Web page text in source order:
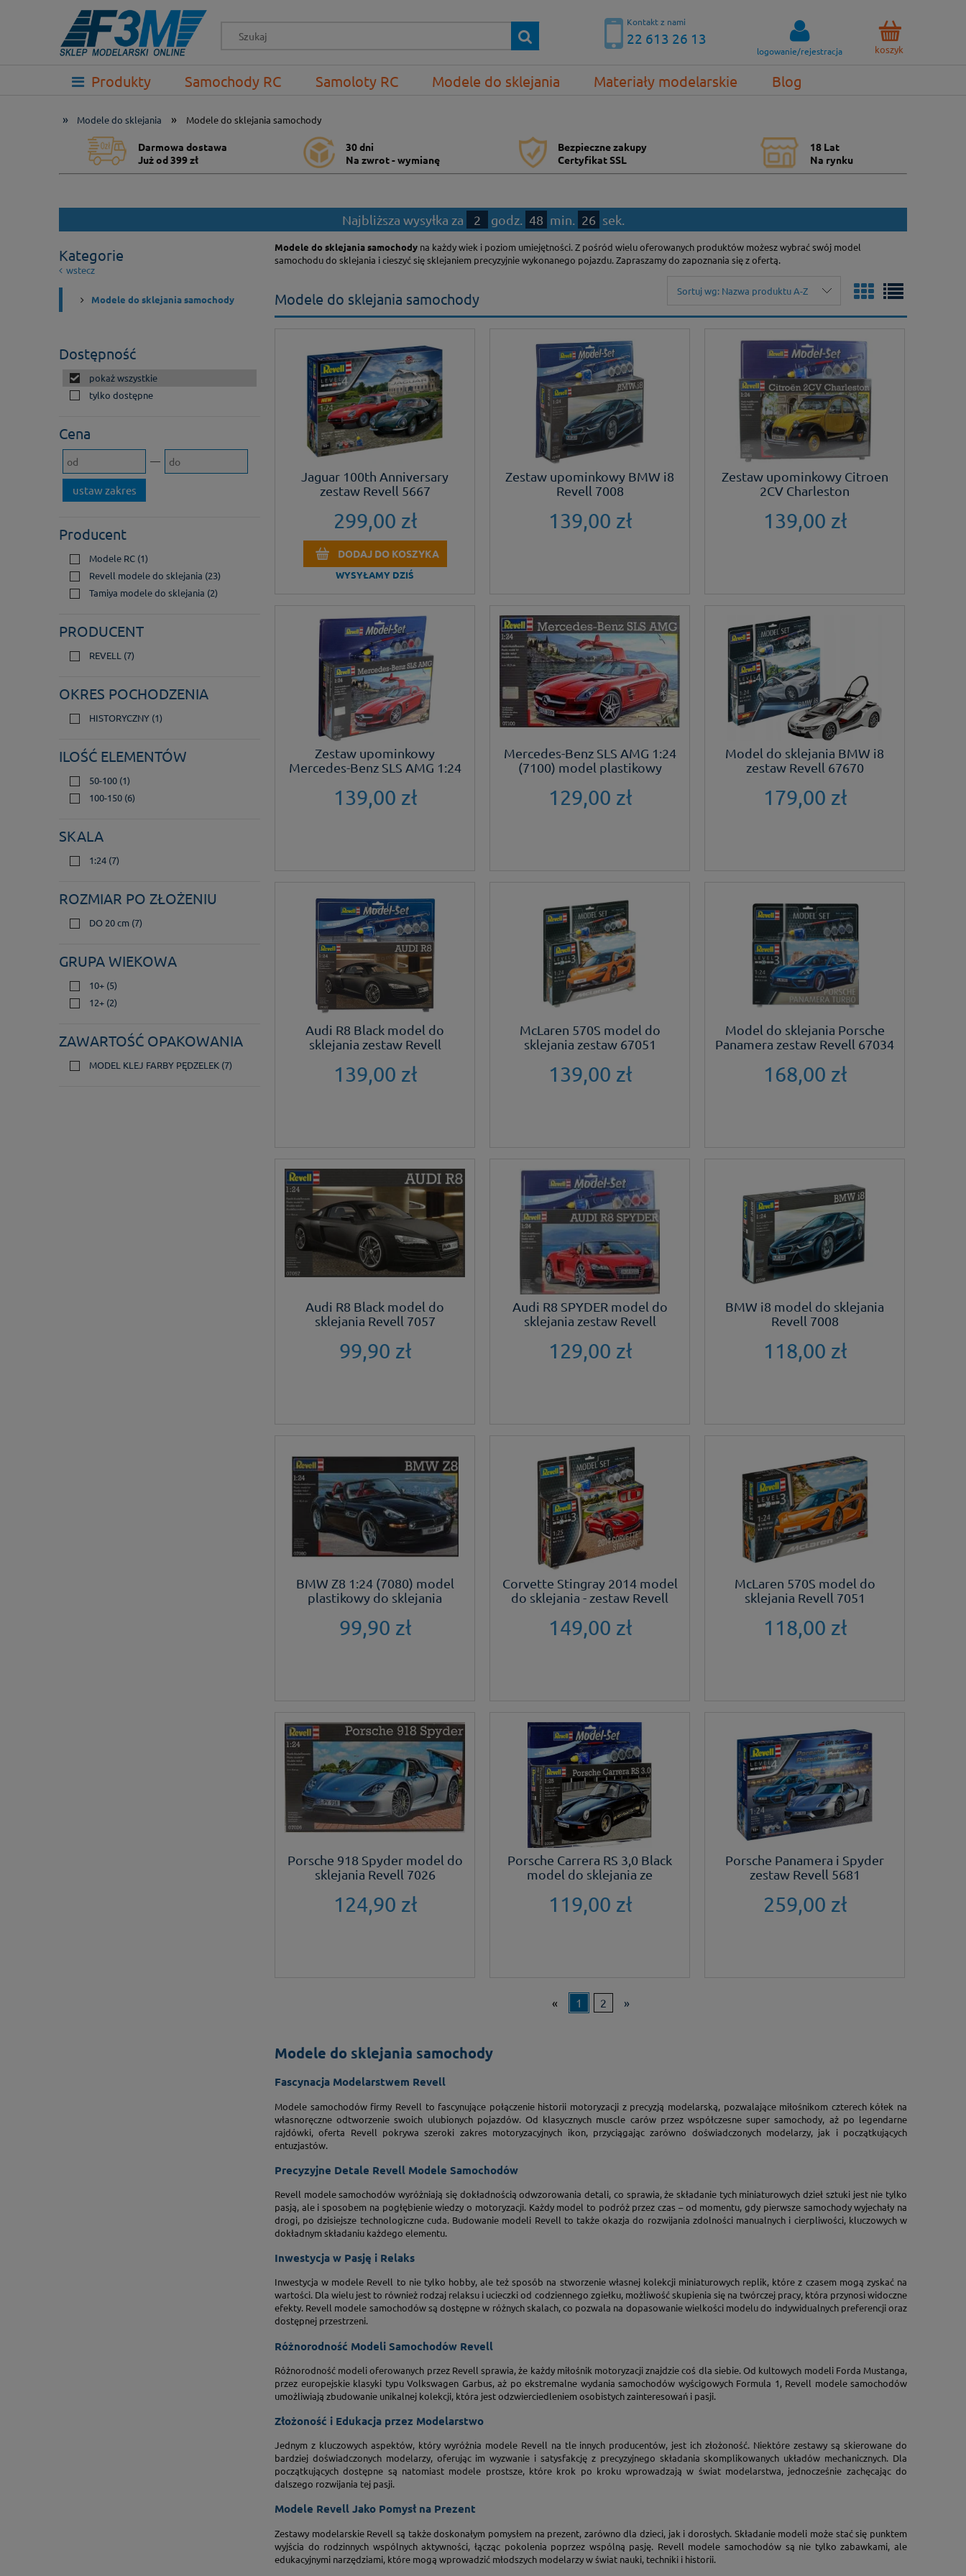
koszyk
logowanie/rejestracja
Kontakt z nami
22 613 26 13
Produkty Samochody RC Samoloty RC Modele do sklejania Materiały modelarskie Blog
Prezenty
» Modele do sklejania » Modele do sklejania samochody
Darmowa dostawa
Już od 399 zł
30 dni
Na zwrot - wymianę
Bezpieczne zakupy
Certyfikat SSL
18 Lat
Na rynku
Najbliższa wysyłka za 2 godz. 48 min. 25 sek.
Kategorie
wstecz
Modele do sklejania samochody
Dostępność
pokaż wszystkie
tylko dostępne
Cena
ustaw zakres
Producent
Modele RC (1)
Revell modele do sklejania (23)
Tamiya modele do sklejania (2)
PRODUCENT
REVELL (7)
OKRES POCHODZENIA
HISTORYCZNY (1)
ILOŚĆ ELEMENTÓW
50-100 (1)
100-150 (6)
SKALA
1:24 (7)
ROZMIAR PO ZŁOŻENIU
DO 20 cm (7)
GRUPA WIEKOWA
10+ (5)
12+ (2)
ZAWARTOŚĆ OPAKOWANIA
MODEL KLEJ FARBY PĘDZELEK (7)
Modele do sklejania samochody na każdy wiek i poziom umiejętności. Z pośród wielu oferowanych produktów możesz wybrać swój model
samochodu do sklejania i cieszyć się sklejaniem precyzyjnie wykonanego pojazdu. Zapraszamy do zapoznania się z ofertą.
Modele do sklejania samochody Sortuj wg: Nazwa produktu A-Z
Jaguar 100th Anniversary
zestaw Revell 5667
299,00 zł
DODAJ DO KOSZYKA
WYSYŁAMY DZIŚ
Zestaw upominkowy BMW i8
Revell 7008
139,00 zł
Zestaw upominkowy Citroen
2CV Charleston
139,00 zł
Zestaw upominkowy
Mercedes-Benz SLS AMG 1:24
139,00 zł
Mercedes-Benz SLS AMG 1:24
(7100) model plastikowy
129,00 zł
Model do sklejania BMW i8
zestaw Revell 67670
179,00 zł
Audi R8 Black model do
sklejania zestaw Revell
139,00 zł
McLaren 570S model do
sklejania zestaw 67051
139,00 zł
Model do sklejania Porsche
Panamera zestaw Revell 67034
168,00 zł
Audi R8 Black model do
sklejania Revell 7057
99,90 zł
Audi R8 SPYDER model do
sklejania zestaw Revell
129,00 zł
BMW i8 model do sklejania
Revell 7008
118,00 zł
BMW Z8 1:24 (7080) model
plastikowy do sklejania
99,90 zł
Corvette Stingray 2014 model
do sklejania - zestaw Revell
149,00 zł
McLaren 570S model do
sklejania Revell 7051
118,00 zł
Porsche 918 Spyder model do
sklejania Revell 7026
124,90 zł
Porsche Carrera RS 3,0 Black
model do sklejania ze
119,00 zł
Porsche Panamera i Spyder
zestaw Revell 5681
259,00 zł
« 1 2 »
Modele do sklejania samochody
Fascynacja Modelarstwem Revell
Modele samochodów firmy Revell to fascynujące połączenie historii motoryzacji z precyzją modelarską, pozwalające miłośnikom czterech kółek na
własnoręczne odtworzenie swoich ulubionych pojazdów. Od klasycznych muscle carów przez współczesne super samochody, aż po legendarne
rajdówki, oferta Revell pokrywa szeroki zakres motoryzacyjnych ikon, przyciągając zarówno doświadczonych modelarzy, jak i początkujących
entuzjastów.
Precyzyjne Detale Revell Modele Samochodów
Revell modele samochodów wyróżniają się dokładnością odwzorowania detali, co sprawia, że składanie tych miniaturowych dzieł sztuki jest nie tylko
pasją, ale i sposobem na pogłębienie wiedzy o motoryzacji. Każdy model to podróż przez czas – od momentu, gdy pierwsze samochody wyjechały na
drogi, po dzisiejsze technologiczne cuda. Budowanie modeli Revell to także okazja do rozwijania zdolności manualnych i cierpliwości, kluczowych w
dokładnym składaniu każdego elementu.
Inwestycja w Pasję i Relaks
Inwestycja w modele Revell to nie tylko hobby, ale też sposób na stworzenie własnej kolekcji miniaturowych replik, które z czasem mogą zyskać na
wartości. Dla wielu jest to również rodzaj relaksu i ucieczki od codziennego zgiełku, możliwość skupienia się na twórczej pracy, która przynosi widoczne
efekty. Revell modele samochodów są dostępne w różnych skalach, co pozwala na dopasowanie wielkości modelu do indywidualnych preferencji oraz
dostępnej przestrzeni.
Różnorodność Modeli Samochodów Revell
Różnorodność modeli oferowanych przez Revell sprawia, że każdy miłośnik motoryzacji znajdzie coś dla siebie. Od kultowych modeli Forda Mustanga,
przez europejskie klasyki typu Volkswagen Garbus, aż po ekstremalne wydania samochodów wyścigowych Formula 1, Revell modele samochodów
umożliwiają zbudowanie unikalnej kolekcji, która jest odzwierciedleniem osobistych zainteresowań i pasji.
Złożoność i Edukacja przez Modelarstwo
Jednym z kluczowych aspektów, który wyróżnia modele Revell na tle innych producentów, jest ich złożoność. Niektóre zestawy są skierowane do
bardziej doświadczonych modelarzy, oferując im wyzwanie i satysfakcję z precyzyjnego składania skomplikowanych układów mechanicznych. Dla
początkujących dostępne są natomiast modele prostsze, które krok po kroku wprowadzają w świat modelarstwa, jednocześnie zachęcając do
dalszego rozwijania tej pasji.
Modele Revell Jako Pomysł na Prezent
Zestawy modelarskie Revell są także doskonałym pomysłem na prezent, zarówno dla dzieci, jak i dorosłych. Składanie modeli może stać się punktem
wyjścia do rodzinnych wspólnych aktywności, łącząc pokolenia poprzez wspólną pasję. Revell modele samochodów są nie tylko zabawkami, ale
edukacyjnymi narzędziami, które mogą wprowadzić młodszych modelarzy w świat nauki, techniki i historii.